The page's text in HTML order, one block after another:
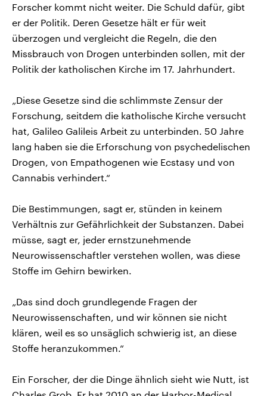
Forscher kommt nicht weiter. Die Schuld dafür, gibt
er der Politik. Deren Gesetze hält er für weit
überzogen und vergleicht die Regeln, die den
Missbrauch von Drogen unterbinden sollen, mit der
Politik der katholischen Kirche im 17. Jahrhundert.
„Diese Gesetze sind die schlimmste Zensur der
Forschung, seitdem die katholische Kirche versucht
hat, Galileo Galileis Arbeit zu unterbinden. 50 Jahre
lang haben sie die Erforschung von psychedelischen
Drogen, von Empathogenen wie Ecstasy und von
Cannabis verhindert.“
Die Bestimmungen, sagt er, stünden in keinem
Verhältnis zur Gefährlichkeit der Substanzen. Dabei
müsse, sagt er, jeder ernstzunehmende
Neurowissenschaftler verstehen wollen, was diese
Stoffe im Gehirn bewirken.
„Das sind doch grundlegende Fragen der
Neurowissenschaften, und wir können sie nicht
klären, weil es so unsäglich schwierig ist, an diese
Stoffe heranzukommen.“
Ein Forscher, der die Dinge ähnlich sieht wie Nutt, ist